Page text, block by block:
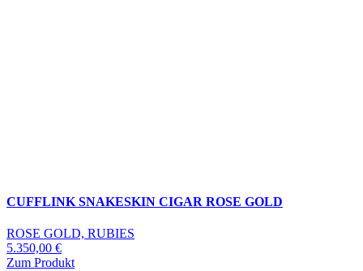
CUFFLINK SNAKESKIN CIGAR ROSE GOLD
ROSE GOLD, RUBIES
5.350,00 €
Zum Produkt